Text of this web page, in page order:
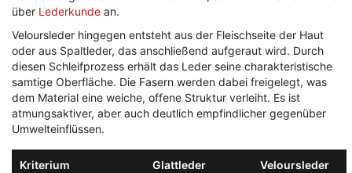
über Lederkunde an.
Veloursleder hingegen entsteht aus der Fleischseite der Haut
oder aus Spaltleder, das anschließend aufgeraut wird. Durch
diesen Schleifprozess erhält das Leder seine charakteristische
samtige Oberfläche. Die Fasern werden dabei freigelegt, was
dem Material eine weiche, offene Struktur verleiht. Es ist
atmungsaktiver, aber auch deutlich empfindlicher gegenüber
Umwelteinflüssen.
Kriterium Glattleder Veloursleder